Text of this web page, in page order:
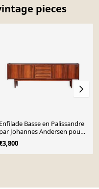
pieces
Enfilade Basse en Palissandre
par Johannes Andersen pour
Uldum Møbelfabrik, 1960s